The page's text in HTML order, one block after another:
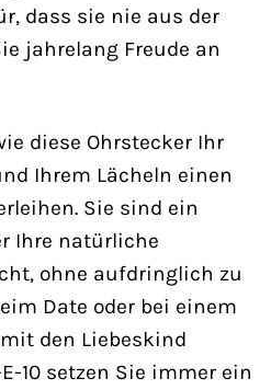
dass sie nie aus der
jahrelang Freude an
diese Ohrstecker Ihr
Ihrem Lächeln einen
Sie sind ein
Ihre natürliche
ohne aufdringlich zu
Date oder bei einem
den Liebeskind
10 setzen Sie immer ein